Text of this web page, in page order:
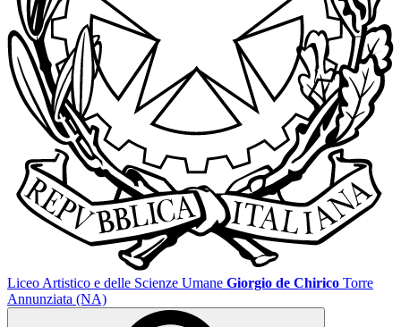
Liceo Artistico e delle Scienze Umane Giorgio de Chirico Torre
Annunziata (NA)